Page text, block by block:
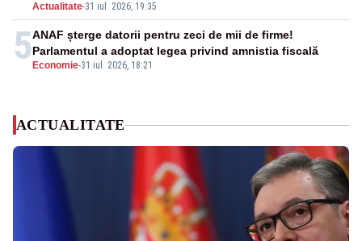
Actualitate-31 iul. 2026, 19:35
5 Economie-31 iul. 2026, 18:21
ANAF șterge datorii pentru zeci de mii de firme!
Parlamentul a adoptat legea privind amnistia fiscală
ACTUALITATE